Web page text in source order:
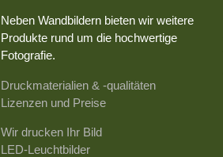
Neben Wandbildern bieten wir weitere
Produkte rund um die hochwertige
Fotografie.
Druckmaterialien & -qualitäten
Lizenzen und Preise
Wir drucken Ihr Bild
LED-Leuchtbilder